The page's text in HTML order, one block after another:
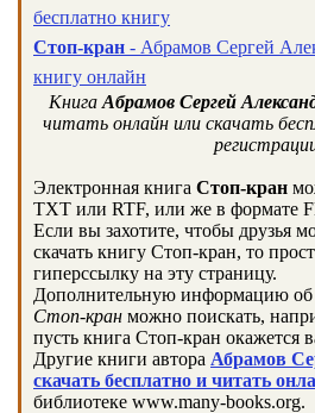
бесплатно книгу
Стоп-кран - Абрамов Сергей
книгу онлайн
Книга Абрамов Сергей
читать онлайн или скачать
Электронная книга Стоп-кран
TXT или RTF, или же в формате
Если вы захотите, чтобы друзья
скачать книгу Стоп-кран, то
гиперссылку на эту страницу.
Дополнительную информацию об
Стоп-кран можно поискать,
пусть книга Стоп-кран окажется
Другие книги автора Абрамов
скачать бесплатно и читать
библиотеке www.many-books.org.